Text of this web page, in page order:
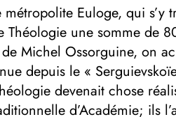
Euloge, qui
une somme de
Michel Ossorguine, on
depuis le «
devenait chose
d’Académie; ils